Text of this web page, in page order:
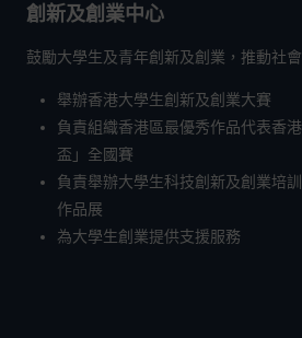
創新及創業中心
鼓勵大學生及青年創新及創業，推動社
舉辦香港大學生創新及創業大賽
負責組織香港區最優秀作品代表香
盃」全國賽
負責舉辦大學生科技創新及創業培
作品展
為大學生創業提供支援服務